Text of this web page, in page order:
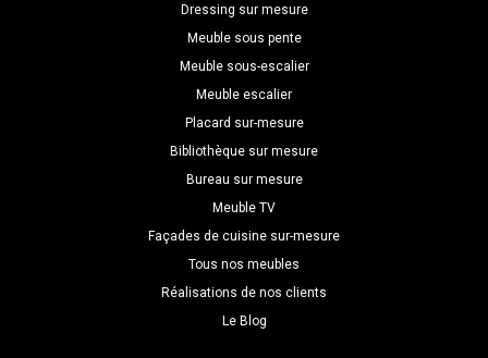
Dressing sur mesure
Meuble sous pente
Meuble sous-escalier
Meuble escalier
Placard sur-mesure
Bibliothèque sur mesure
Bureau sur mesure
Meuble TV
Façades de cuisine sur-mesure
Tous nos meubles
Réalisations de nos clients
Le Blog